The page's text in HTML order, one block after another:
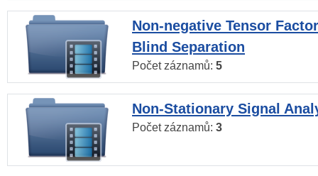
Non-negative Tensor
Blind Separation
Počet záznamů: 5
Non-Stationary Signal
Počet záznamů: 3